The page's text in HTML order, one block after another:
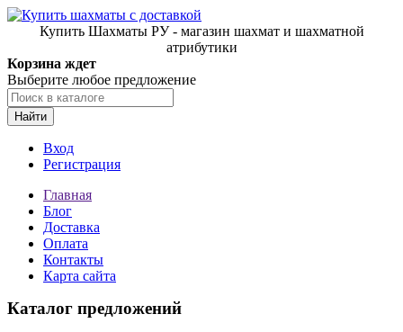
Купить Шахматы РУ - магазин шахмат и шахматной
атрибутики
Корзина ждет
Выберите любое предложение
Найти
Вход
Регистрация
Главная
Блог
Доставка
Оплата
Контакты
Карта сайта
Каталог предложений